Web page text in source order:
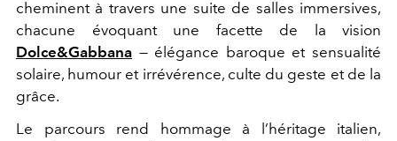
cheminent à travers une suite de salles immersives,
chacune évoquant une facette de la vision
Dolce&Gabbana — élégance baroque et sensualité
solaire, humour et irrévérence, culte du geste et de la
grâce.
Le parcours rend hommage à l’héritage italien,